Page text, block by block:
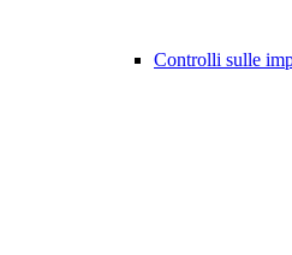
Controlli sulle